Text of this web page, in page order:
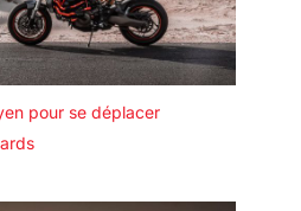
pour se déplacer